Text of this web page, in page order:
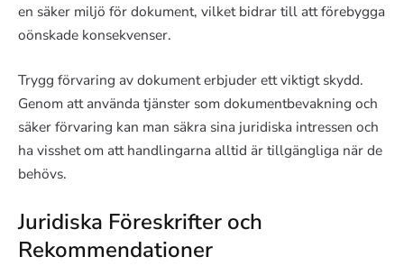
en säker miljö för dokument, vilket bidrar till att förebygga
oönskade konsekvenser.
Trygg förvaring av dokument erbjuder ett viktigt skydd.
Genom att använda tjänster som dokumentbevakning och
säker förvaring kan man säkra sina juridiska intressen och
ha visshet om att handlingarna alltid är tillgängliga när de
behövs.
Juridiska Föreskrifter och
Rekommendationer